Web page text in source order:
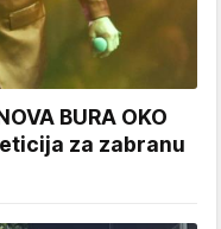
BURA OKO
za zabranu